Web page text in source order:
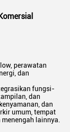
perawatan
dan
fungsi-
dan
dan
umum, tempat
lainnya.